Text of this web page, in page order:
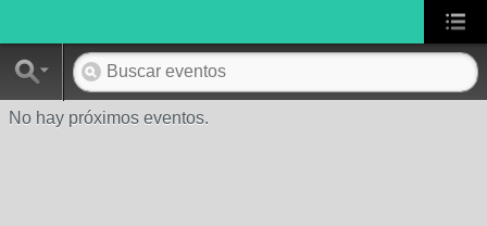
No hay próximos eventos.